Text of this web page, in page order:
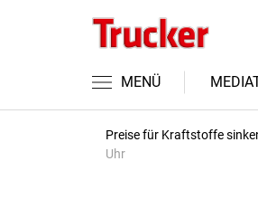
MENÜ
Preise für Kraftstoffe
Uhr